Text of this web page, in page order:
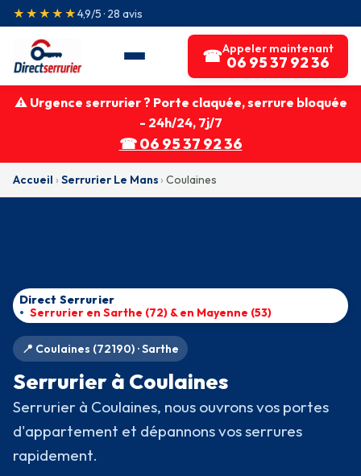
★★★★★4,9/5 · 28 avis
☎Appeler maintenant
06 95 37 92 36
⚠ Urgence serrurier ? Porte claquée, serrure bloquée
- 24h/24, 7j/7
☎ 06 95 37 92 36
Accueil › Serrurier Le Mans › Coulaines
Direct Serrurier
Serrurier en Sarthe (72) & en Mayenne (53)
📍 Coulaines (72190) · Sarthe
Serrurier à Coulaines
Serrurier à Coulaines, nous ouvrons vos portes
d'appartement et dépannons vos serrures
rapidement.